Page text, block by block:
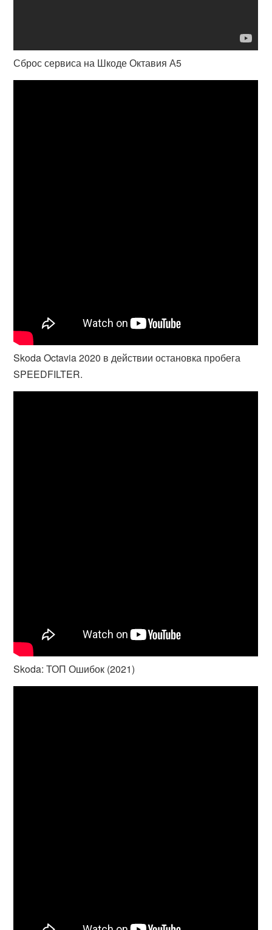
Сброс сервиса на Шкоде Октавия А5
Skoda Octavia 2020 в действии остановка пробега
SPEEDFILTER.
Skoda: ТОП Ошибок (2021)